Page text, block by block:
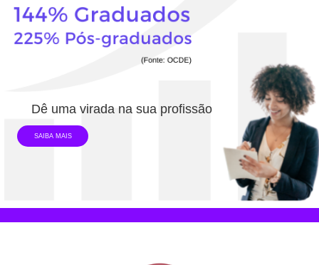
Dê uma virada na sua profissão
SAIBA MAIS